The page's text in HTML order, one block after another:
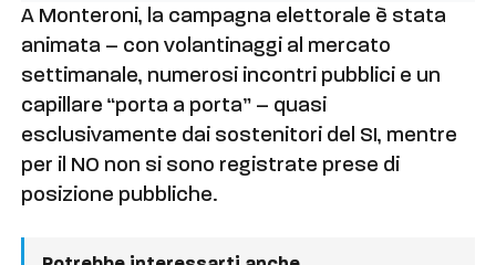
A Monteroni, la campagna elettorale è stata
animata – con volantinaggi al mercato
settimanale, numerosi incontri pubblici e un
capillare “porta a porta” – quasi
esclusivamente dai sostenitori del SI, mentre
per il NO non si sono registrate prese di
posizione pubbliche.